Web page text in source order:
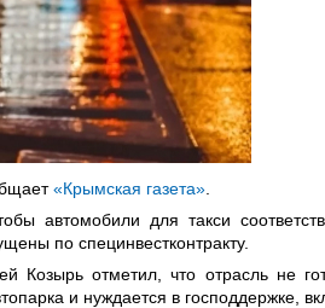
«Крымская газета».
автомобили для такси
по специнвестконтракту.
Козырь отметил, что отрасль не
и нуждается в господдержке,